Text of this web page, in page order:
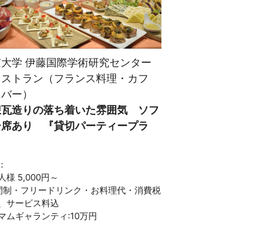
学 伊藤国際学術研究センター
トラン（フランス料理・カフ
ー）
造りの落ち着いた雰囲気 ソフ
席あり 『貸切パーティープラ
様 5,000円～
制・フリードリンク・お料理代・消費税
サービス料込
ムギャランティ:10万円